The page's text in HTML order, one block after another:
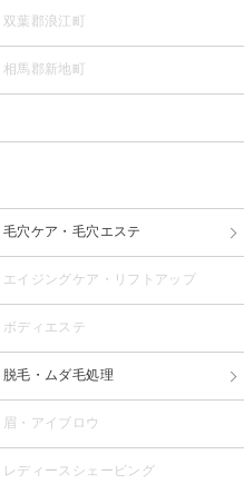
双葉郡浪江町
相馬郡新地町
毛穴ケア・毛穴エステ
エイジングケア・リフトアップ
ボディエステ
脱毛・ムダ毛処理
眉・アイブロウ
レディースシェービング